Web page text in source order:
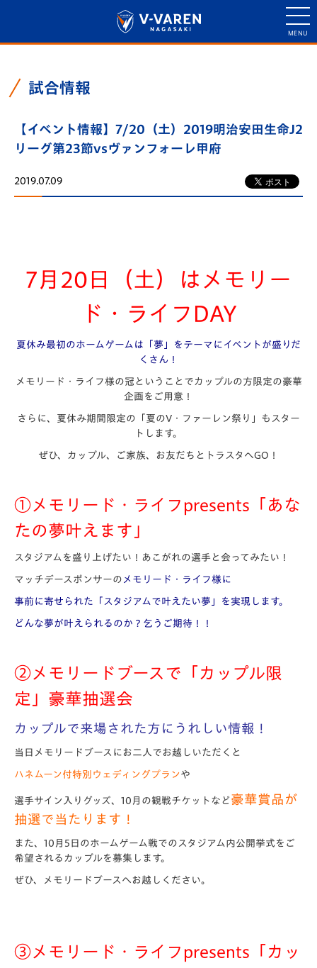
試合情報
【イベント情報】7/20（土）2019明治安田生命J2
リーグ第23節vsヴァンフォーレ甲府
2019.07.09
7 月20 日（土）はメモリー
ド・ライフDAY
夏休み最初のホームゲームは「 夢」をテーマにイベントが盛りだ
くさん！
メモリード・ライフ様の冠ということで カップルの方限定の豪華
企画 をご用意！
さらに、夏休み期間限定の「夏のV・ファーレン祭り」もスター
トします。
ぜひ、カップル、ご家族、お友だちとトラスタへGO！
①メモリード・ライフpresents 「あな
たの夢叶えます」
スタジアムを盛り上げたい！あこがれの選手と会ってみたい！
マッチデースポンサーの メモリード・ライフ様に
事前に寄せられた「スタジアムで叶えたい夢」を 実現します。
どんな夢が叶えられるのか？乞うご期待！！
②メモリードブースで「カップル限
定」 豪華抽選会
カップルで来場された方にうれしい情報！
当日メモリードブースにお二人でお越しいただくと
ハネムーン付特別ウェディングプランや
選手サイン入りグッズ、10月の観戦チケットなど豪華賞品が
抽選で当たります！
また、10月5日のホームゲーム戦でのスタジアム内公開挙式をご
希望されるカップルを募集します。
ぜひ、メモリードブースへお越しください。
③メモリード・ライフpresents「カッ